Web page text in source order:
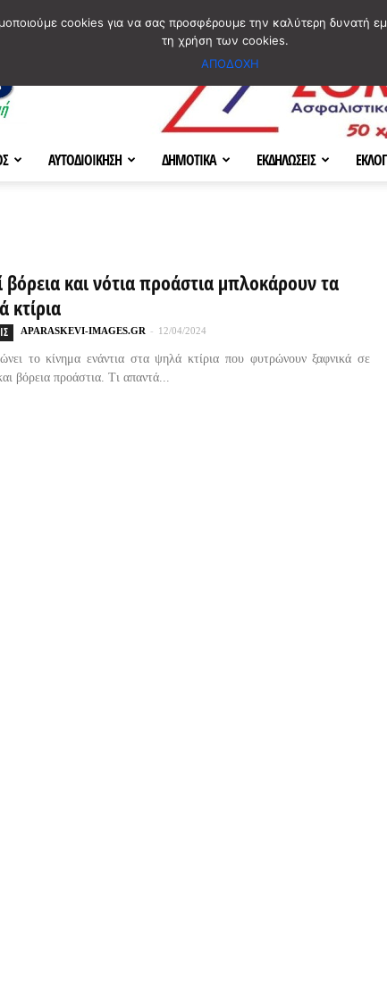
ΑΥΤΟΔΙΟΙΚΗΣΗ ΔΗΜΟΤΙΚΑ ΕΚΔΗΛΩΣΕΙΣ
βόρεια και νότια προάστια μπλοκάρουν τα
κτίρια
APARASKEVI-IMAGES.GR - 12/04/2024
το κίνημα ενάντια στα ψηλά κτίρια που φυτρώνουν ξαφνικά σε
βόρεια προάστια. Τι απαντά...
cookies για να σας προσφέρουμε την καλύτερη δυνατή
τη χρήση των cookies.
ΑΠΟΔΟΧΗ